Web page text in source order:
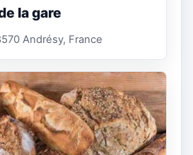
la gare
Andrésy, France